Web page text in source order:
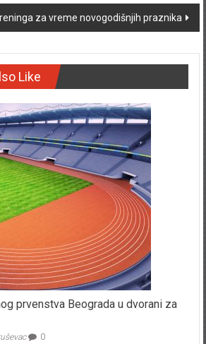
za vreme novogodišnjih praznika
Like
prvenstva Beograda u dvorani za
0